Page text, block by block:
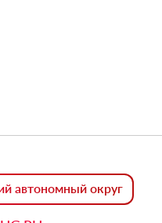
автономный округ